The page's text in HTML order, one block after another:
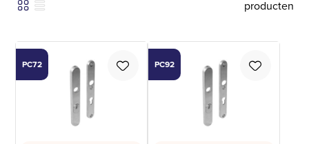
producten
PC72 PC92